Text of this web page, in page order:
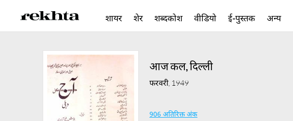
आज कल, दिल्ली
फरवरी, 1949
906 अतिरिक्त अंक
शायर शेर शब्दकोश वीडियो ई-पुस्तक अन्य